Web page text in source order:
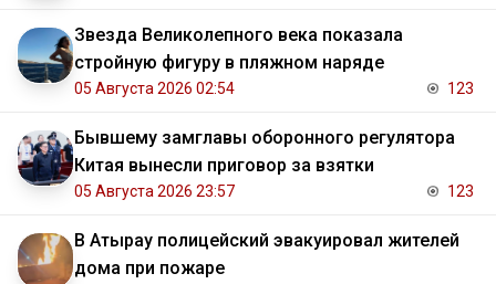
Звезда Великолепного века показала
стройную фигуру в пляжном наряде
05 Августа 2026 02:54 123
Бывшему замглавы оборонного регулятора
Китая вынесли приговор за взятки
05 Августа 2026 23:57 123
В Атырау полицейский эвакуировал жителей
дома при пожаре